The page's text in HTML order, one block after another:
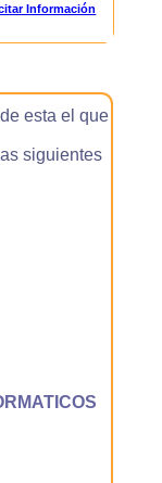
Información
esta el que
siguientes